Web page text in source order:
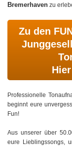
Bremerhaven zu
Zu den
Professionelle
beginnt eure
Fun!
Aus unserer über
eure Lieblingssongs,